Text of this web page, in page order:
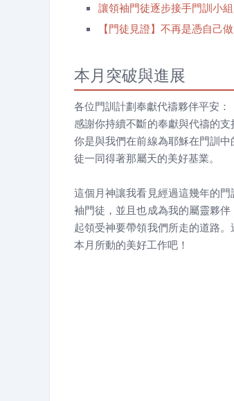
讓領袖門徒逐步接手門訓小組
【門徒見證】不再是憑自己
本月突破與進展
各位門訓計劃奉獻代禱夥伴平安：
感謝你持續不斷的奉獻與代禱的
你是與我們在前線為耶穌在門訓
徒一同得著那屬天的美好基業。
這個月神讓我看見經過這幾年的
袖門徒，並且也成為我的屬靈夥
起領受神要帶領我們所走的道路
本月所動的美好工作吧！